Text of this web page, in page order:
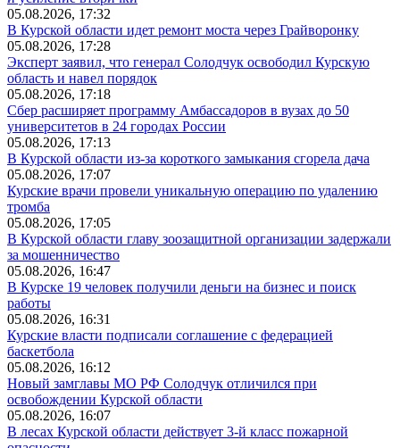
05.08.2026, 17:32
В Курской области идет ремонт моста через Грайворонку
05.08.2026, 17:28
Эксперт заявил, что генерал Солодчук освободил Курскую
область и навел порядок
05.08.2026, 17:18
Сбер расширяет программу Амбассадоров в вузах до 50
университетов в 24 городах России
05.08.2026, 17:13
В Курской области из-за короткого замыкания сгорела дача
05.08.2026, 17:07
Курские врачи провели уникальную операцию по удалению
тромба
05.08.2026, 17:05
В Курской области главу зоозащитной организации задержали
за мошенничество
05.08.2026, 16:47
В Курске 19 человек получили деньги на бизнес и поиск
работы
05.08.2026, 16:31
Курские власти подписали соглашение с федерацией
баскетбола
05.08.2026, 16:12
Новый замглавы МО РФ Солодчук отличился при
освобождении Курской области
05.08.2026, 16:07
В лесах Курской области действует 3-й класс пожарной